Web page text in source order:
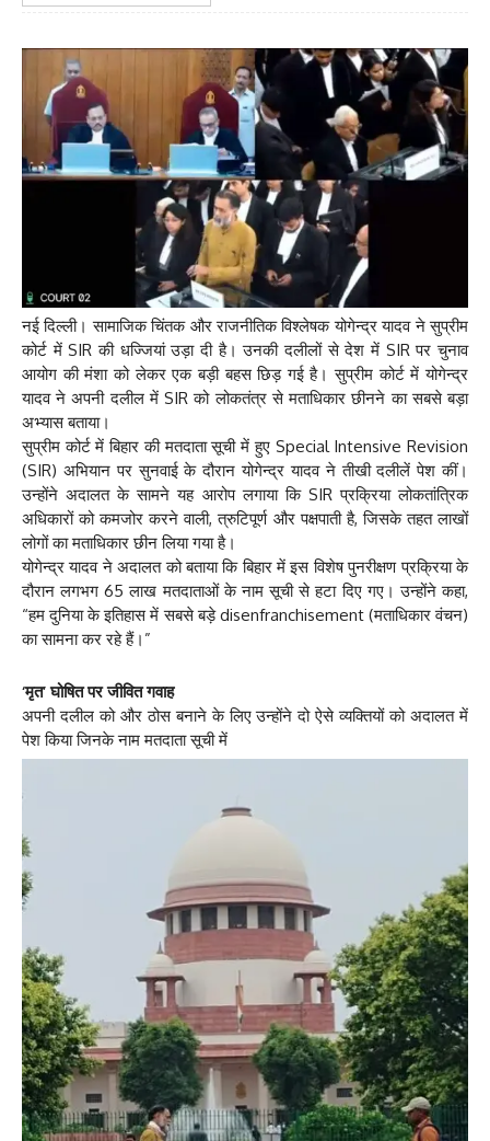
नई दिल्ली। सामाजिक चिंतक और राजनीतिक विश्लेषक योगेन्द्र यादव ने सुप्रीम
कोर्ट में SIR की धज्जियां उड़ा दी है। उनकी दलीलों से देश में SIR पर चुनाव
आयोग की मंशा को लेकर एक बड़ी बहस छिड़ गई है। सुप्रीम कोर्ट में योगेन्द्र
यादव ने अपनी दलील में SIR को लोकतंत्र से मताधिकार छीनने का सबसे बड़ा
अभ्यास बताया।
सुप्रीम कोर्ट में बिहार की मतदाता सूची में हुए Special Intensive Revision
(SIR) अभियान पर सुनवाई के दौरान योगेन्द्र यादव ने तीखी दलीलें पेश कीं।
उन्होंने अदालत के सामने यह आरोप लगाया कि SIR प्रक्रिया लोकतांत्रिक
अधिकारों को कमजोर करने वाली, त्रुटिपूर्ण और पक्षपाती है, जिसके तहत लाखों
लोगों का मताधिकार छीन लिया गया है।
योगेन्द्र यादव ने अदालत को बताया कि बिहार में इस विशेष पुनरीक्षण प्रक्रिया के
दौरान लगभग 65 लाख मतदाताओं के नाम सूची से हटा दिए गए। उन्होंने कहा,
“हम दुनिया के इतिहास में सबसे बड़े disenfranchisement (मताधिकार वंचन)
का सामना कर रहे हैं।”
‘मृत’ घोषित पर जीवित गवाह
अपनी दलील को और ठोस बनाने के लिए उन्होंने दो ऐसे व्यक्तियों को अदालत में
पेश किया जिनके नाम मतदाता सूची में